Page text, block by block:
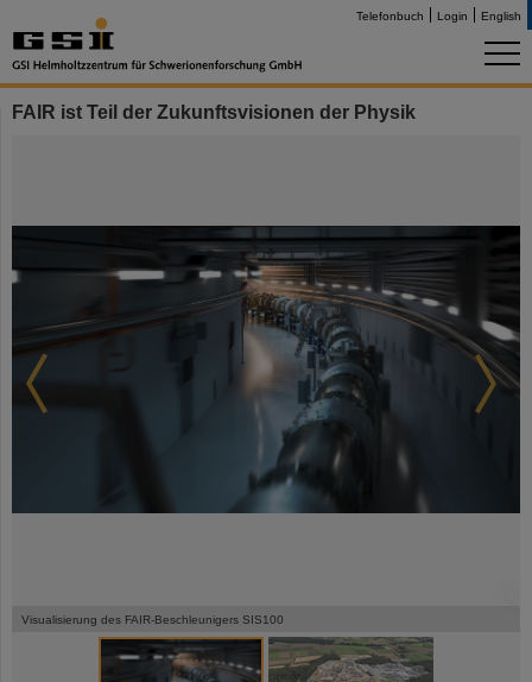
Telefonbuch Login English
FAIR ist Teil der Zukunftsvisionen der Physik
Visualisierung des FAIR-Beschleunigers SIS100